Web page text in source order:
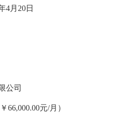
4月20日
公司
66,000.00元/月）